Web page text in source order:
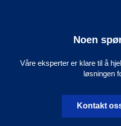
Noen
Våre eksperter er klare til å
løsningen
Kontakt